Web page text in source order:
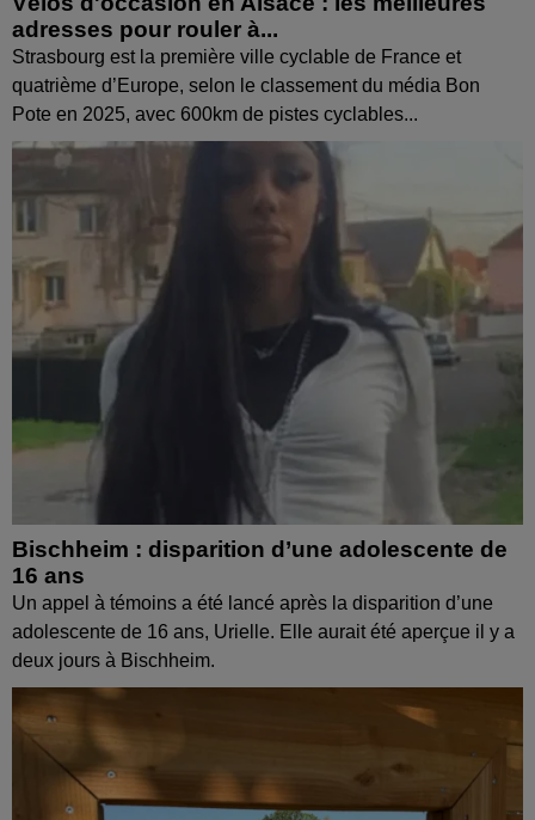
adresses pour rouler à...
Strasbourg est la première ville cyclable de France et
quatrième d’Europe, selon le classement du média Bon
Pote en 2025, avec 600km de pistes cyclables...
Bischheim : disparition d’une adolescente de
16 ans
Un appel à témoins a été lancé après la disparition d’une
adolescente de 16 ans, Urielle. Elle aurait été aperçue il y a
deux jours à Bischheim.